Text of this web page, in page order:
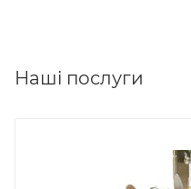
Наші послуги